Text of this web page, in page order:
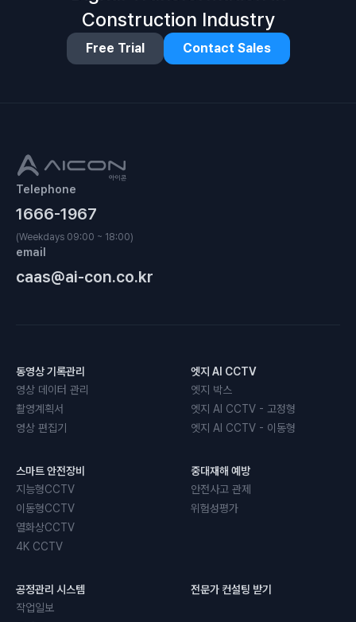
Construction Industry
Free Trial Contact Sales
Telephone
1666-1967
(Weekdays 09:00 ~ 18:00)
email
caas@ai-con.co.kr
동영상 기록관리
영상 데이터 관리
촬영계획서
영상 편집기
엣지 AI CCTV
엣지 박스
엣지 AI CCTV - 고정형
엣지 AI CCTV - 이동형
스마트 안전장비
지능형CCTV
이동형CCTV
열화상CCTV
4K CCTV
중대재해 예방
안전사고 관제
위험성평가
공정관리 시스템
작업일보
전문가 컨설팅 받기